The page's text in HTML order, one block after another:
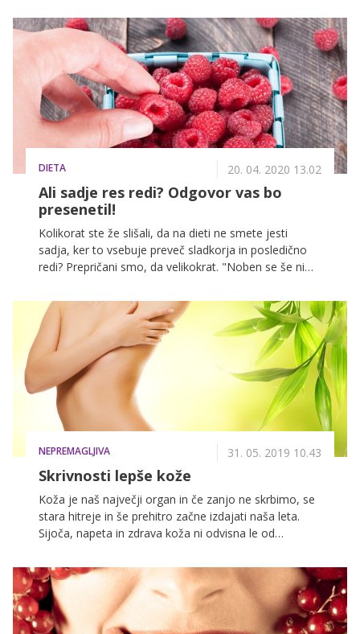
uspešne izgube kilogramov. Pa so res?
DIETA 20. 04. 2020 13.02
Ali sadje res redi? Odgovor vas bo
presenetil!
Kolikorat ste že slišali, da na dieti ne smete jesti
sadja, ker to vsebuje preveč sladkorja in posledično
redi? Prepričani smo, da velikokrat. "Noben se še ni
ravno živila, katera bi mogli jest več in ne manj zaradi
“sladkorja”. Kar pogreje me, ko kaj podobnega slišim,
kot da ni zunaj že dovolj vroče," pravi osebni trener
Daniel Jelovič in razbija enega največjih mitov o
hujšanju.
NEPREMAGLJIVA 31. 05. 2019 10.43
Skrivnosti lepše kože
Koža je naš največji organ in če zanjo ne skrbimo, se
stara hitreje in še prehitro začne izdajati naša leta.
Sijoča, napeta in zdrava koža ni odvisna le od
povrhnjice, temveč tudi od pravilne prehrane. Moč
lepe kože se tako skriva v pravilnem izboru živil, ki so
bogata z vitamini, oljnimi kislinami in hranilnimi
sestavinami. Preverite, katera živila se morajo še